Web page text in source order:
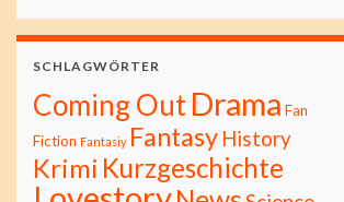
SCHLAGWÖRTER
Coming OutDrama Fan
Fiction Fantasiy Fantasy History
Krimi Kurzgeschichte